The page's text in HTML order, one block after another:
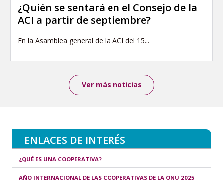
¿Quién se sentará en el Consejo de la
ACI a partir de septiembre?
En la Asamblea general de la ACI del 15...
Ver más noticias
ENLACES DE INTERÉS
¿QUÉ ES UNA COOPERATIVA?
AÑO INTERNACIONAL DE LAS COOPERATIVAS DE LA ONU 2025